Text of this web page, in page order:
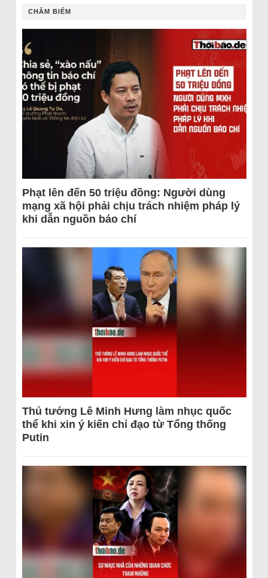
CHÂM BIẾM
Phạt lên đến 50 triệu đồng: Người dùng
mạng xã hội phải chịu trách nhiệm pháp lý
khi dẫn nguồn báo chí
Thủ tướng Lê Minh Hưng làm nhục quốc
thể khi xin ý kiến chỉ đạo từ Tổng thống
Putin